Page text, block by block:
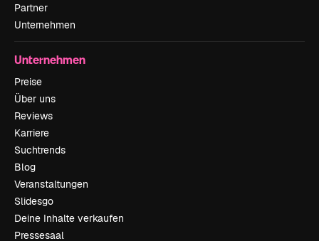
Partner
Unternehmen
Unternehmen
Preise
Über uns
Reviews
Karriere
Suchtrends
Blog
Veranstaltungen
Slidesgo
Deine Inhalte verkaufen
Pressesaal